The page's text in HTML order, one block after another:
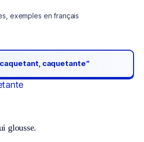
exemples en français
caquetante“
glousse.